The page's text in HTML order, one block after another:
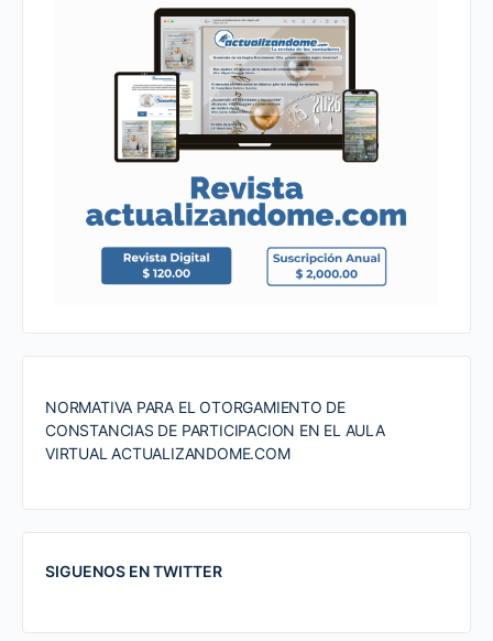
NORMATIVA PARA EL OTORGAMIENTO DE
CONSTANCIAS DE PARTICIPACION EN EL AULA
VIRTUAL ACTUALIZANDOME.COM
SIGUENOS EN TWITTER